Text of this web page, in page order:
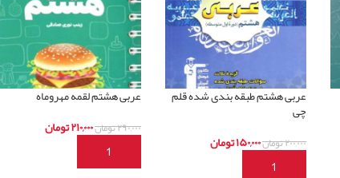
عربی هشتم طبقه بندی شده قلم
چی
۲۰۰,۰۰۰تومان۱۵۰,۰۰۰تومان
افزودن به سبد خرید
عربی هشتم لقمه مهروماه
۲۹۰,۰۰۰تومان۲۱۰,۰۰۰تومان
افزودن به سبد خرید